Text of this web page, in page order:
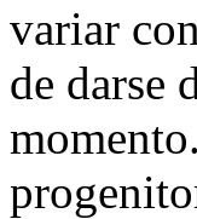
variar
de darse